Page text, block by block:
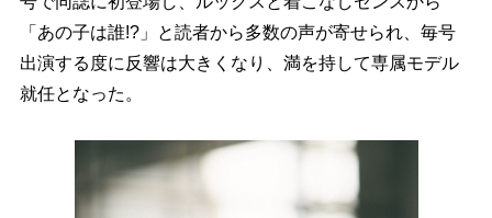
「あの子は誰!?」と読者から多数の声が寄せられ、毎号
出演する度に反響は大きくなり、満を持して専属モデル
就任となった。